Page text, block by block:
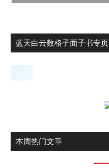
蓝天白云数格子面子书专页
本周热门文章